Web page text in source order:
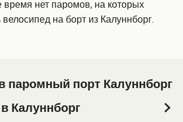
время нет паромов, на которых
на борт из Калуннборг.
паромный порт Калуннборг
Калуннборг